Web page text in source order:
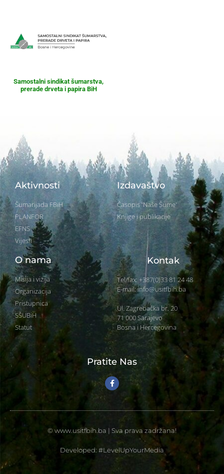
Samostalni sindikat šumarstva,
prerade drveta i papira BiH
Aktivnosti
Šumarijada FBiH
PLANFOR
EFNS
Vijesti
Izdavaštvo
Časopis 'Naše Šume'
Knjige i publikacije
O nama
Misija i vizija
Organizacija
Pristupnica
SŠUBiH
Statut
Kontak
Tel/fax: +387(0)33 81 24 48
E-mail: info@usitfbih.ba
Ul. Zagrebačka br. 20
71 000 Sarajevo
Bosna i Hercegovina
Pratite Nas
© www.usitfbih.ba | Sva prava zadržana!
Developed: #LevelUpYourMedia